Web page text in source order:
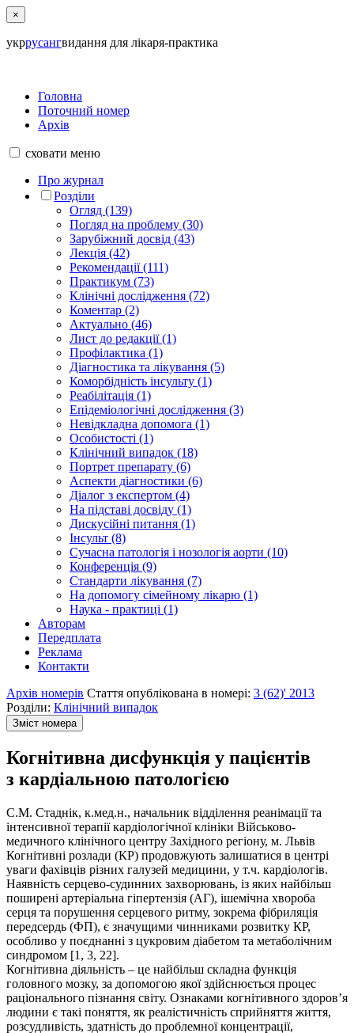
×
укррусангвидання для лікаря-практика
Головна
Поточний номер
Архів
сховати меню
Про журнал
Розділи
Огляд (139)
Погляд на проблему (30)
Зарубіжний досвід (43)
Лекція (42)
Рекомендації (111)
Практикум (73)
Клінічні дослідження (72)
Коментар (2)
Актуально (46)
Лист до редакції (1)
Профілактика (1)
Діагностика та лікування (5)
Коморбідність інсульту (1)
Реабілітація (1)
Епідеміологічні дослідження (3)
Невідкладна допомога (1)
Особистості (1)
Клінічний випадок (18)
Портрет препарату (6)
Аспекти діагностики (6)
Діалог з експертом (4)
На підставі досвіду (1)
Дискусійні питання (1)
Інсульт (8)
Сучасна патологія і нозологія аорти (10)
Конференція (9)
Стандарти лікування (7)
На допомогу сімейному лікарю (1)
Наука - практиці (1)
Авторам
Передплата
Реклама
Контакти
Архів номерів Стаття опублікована в номері: 3 (62)' 2013
Розділи: Клінічний випадок
Зміст номера
Когнітивна дисфункція у пацієнтів
з кардіальною патологією
С.М. Стаднік, к.мед.н., начальник відділення реанімації та
інтенсивної терапії кардіологічної клініки Військово-
медичного клінічного центру Західного регіону, м. Львів
Когнітивні розлади (КР) продовжують залишатися в центрі
уваги фахівців різних галузей медицини, у т.ч. кардіологів.
Наявність серцево-судинних захворювань, із яких найбільш
поширені артеріальна гіпертензія (АГ), ішемічна хвороба
серця та порушення серцевого ритму, зокрема фібриляція
передсердь (ФП), є значущими чинниками розвитку КР,
особливо у поєднанні з цукровим діабетом та метаболічним
синдромом [1, 3, 22].
Когнітивна діяльність – це найбільш складна функція
головного мозку, за допомогою якої здійснюється процес
раціонального пізнання світу. Ознаками когнітивного здоров’я
людини є такі поняття, як реалістичність сприйняття життя,
розсудливість, здатність до проблемної концентрації,